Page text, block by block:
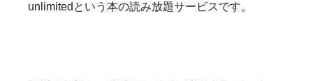
unlimitedという本の読み放題サービスです。